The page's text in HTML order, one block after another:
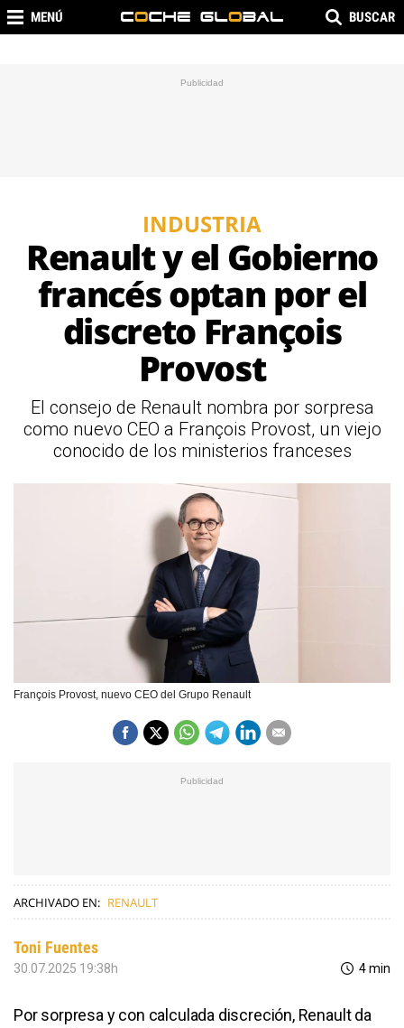
MENÚ BUSCAR
INDUSTRIA
Renault y el Gobierno
francés optan por el
discreto François
Provost
El consejo de Renault nombra por sorpresa
como nuevo CEO a François Provost, un viejo
conocido de los ministerios franceses
François Provost, nuevo CEO del Grupo Renault
ARCHIVADO EN: RENAULT
Toni Fuentes
30.07.2025 19:38h 4 min
Por sorpresa y con calculada discreción, Renault da